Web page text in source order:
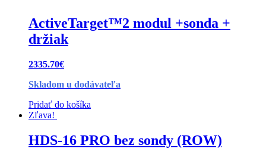
ActiveTarget™2 modul +sonda +
držiak
2335.70€
Skladom u dodávateľa
Pridať do košíka
Zľava!
HDS-16 PRO bez sondy (ROW)